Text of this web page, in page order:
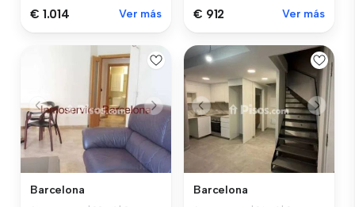
€ 1.014 Ver más € 912 Ver más
Barcelona Barcelona